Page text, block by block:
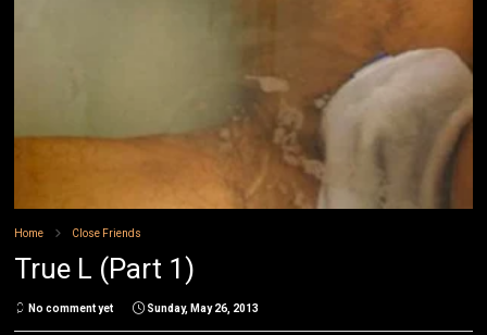
Home Close Friends
True L (Part 1)
No comment yet Sunday, May 26, 2013